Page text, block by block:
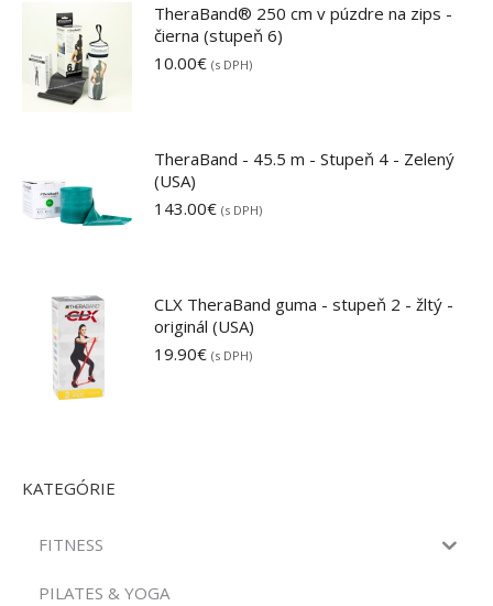
TheraBand® 250 cm v púzdre na zips -
čierna (stupeň 6)
10.00€ (s DPH)
TheraBand - 45.5 m - Stupeň 4 - Zelený
(USA)
143.00€ (s DPH)
CLX TheraBand guma - stupeň 2 - žltý -
originál (USA)
19.90€ (s DPH)
KATEGÓRIE
FITNESS
PILATES & YOGA